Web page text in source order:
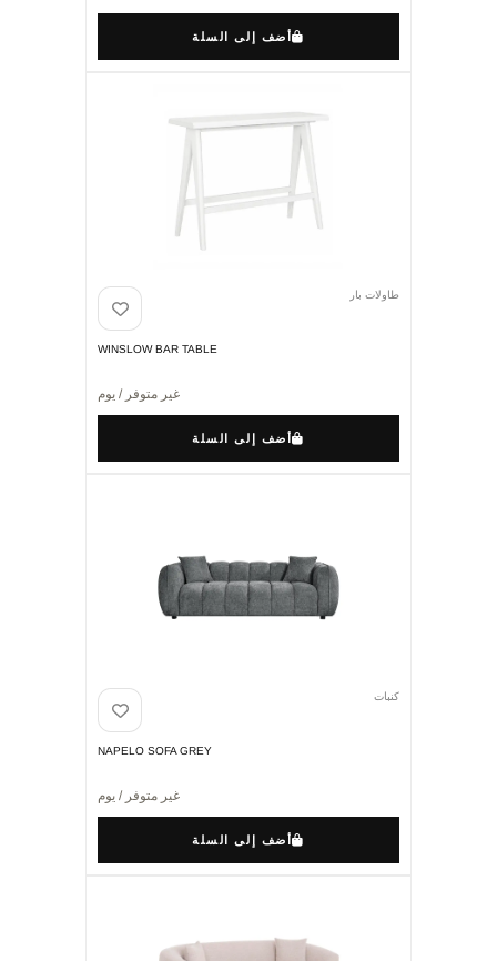
أضف إلى السلة
طاولات بار
WINSLOW BAR TABLE
غير متوفر / يوم
أضف إلى السلة
كنبات
NAPELO SOFA GREY
غير متوفر / يوم
أضف إلى السلة